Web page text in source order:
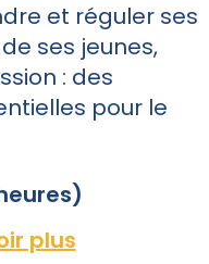
et réguler ses
ses jeunes,
: des
pour le
plus